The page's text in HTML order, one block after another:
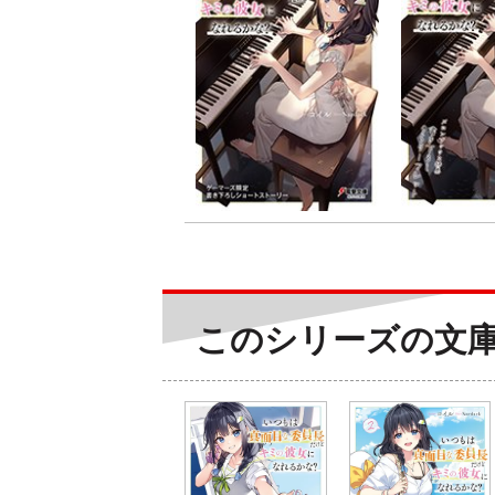
このシリーズの文